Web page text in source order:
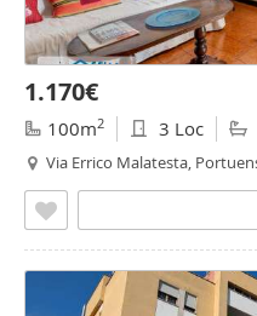
1.170€
100m2 3 Loc
Via Errico Malatesta,